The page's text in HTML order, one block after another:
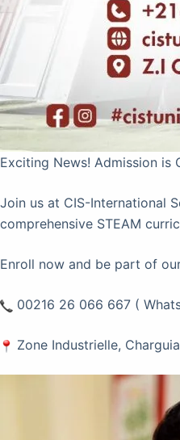
Exciting News! Admission is
Join us at CIS-International
comprehensive STEAM
Enroll now and be part of
00216 26 066 667 (
Zone Industrielle,